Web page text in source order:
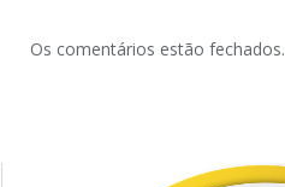
Os comentários estão fechados.